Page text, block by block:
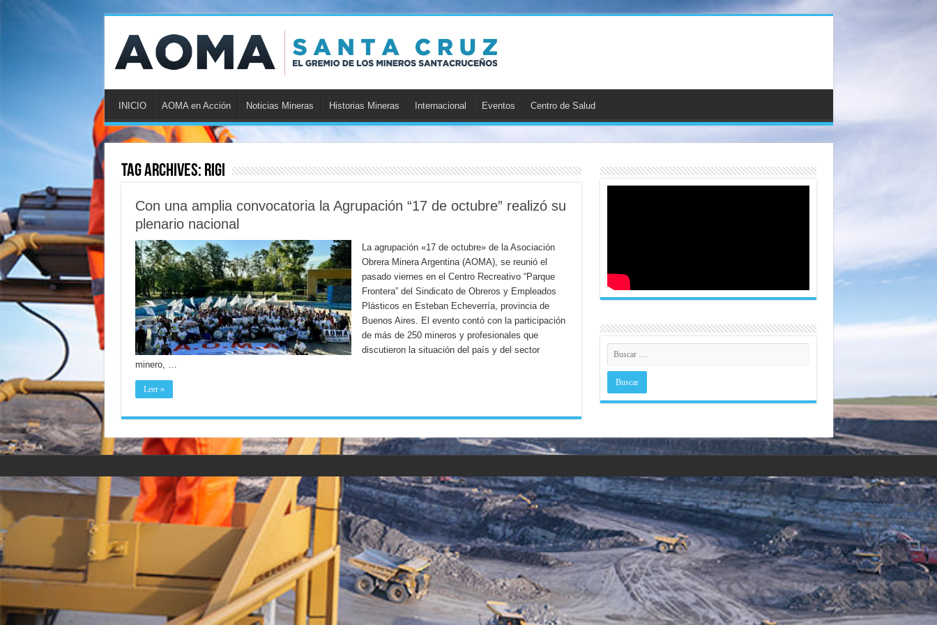
INICIO AOMA en Acción Noticias Mineras Historias Mineras Internacional Eventos Centro de Salud
Tag Archives: RIGI
Con una amplia convocatoria la Agrupación “17 de octubre” realizó su
plenario nacional
La agrupación «17 de octubre» de la Asociación
Obrera Minera Argentina (AOMA), se reunió el
pasado viernes en el Centro Recreativo “Parque
Frontera” del Sindicato de Obreros y Empleados
Plásticos en Esteban Echeverría, provincia de
Buenos Aires. El evento contó con la participación
de más de 250 mineros y profesionales que
discutieron la situación del país y del sector
minero, …
Leer »